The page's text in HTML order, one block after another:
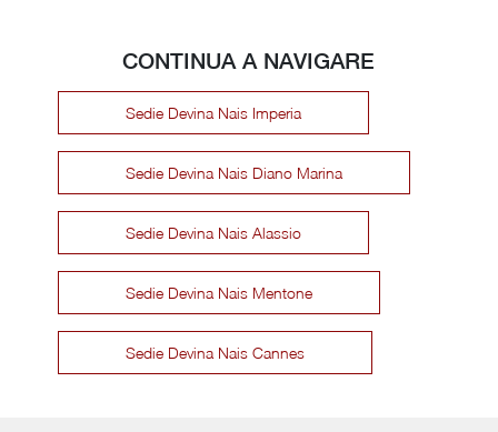
CONTINUA A NAVIGARE
Sedie Devina Nais Imperia
Sedie Devina Nais Diano Marina
Sedie Devina Nais Alassio
Sedie Devina Nais Mentone
Sedie Devina Nais Cannes